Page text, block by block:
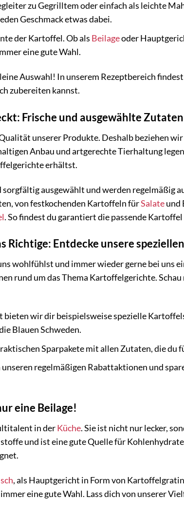
zu Gegrilltem oder einfach als leichte
Geschmack etwas dabei.
der Kartoffel. Ob als Beilageoder
eine gute Wahl.
Auswahl! In unserem Rezeptbereich
zubereiten kannst.
Frische und ausgewählte
unserer Produkte. Deshalb beziehen
Anbau und artgerechte Tierhaltung
erhältst.
ausgewählt und werden regelmäßig
von festkochenden Kartoffeln fürSalateund
. So findest du garantiert die passende
Richtige: Entdecke unsere
wohlfühlst und immer wieder gerne bei uns
rund um das Thema Kartoffelgerichte.
bieten wir dir beispielsweise spezielle
Blauen Schweden.
Sparpakete mit allen Zutaten, die
regelmäßigen Rabattaktionen und
eine Beilage!
in derKüche. Sie ist nicht nur lecker,
und ist eine gute Quelle für
, als Hauptgericht in Form von
eine gute Wahl. Lass dich von unserer